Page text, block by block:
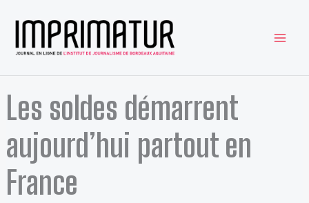
Les soldes démarrent
aujourd’hui partout en
France